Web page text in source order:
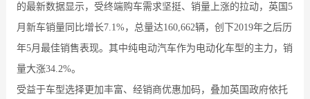
的最新数据显示，受终端购车需求坚挺、销量上涨的拉动，英国5
月新车销量同比增长7.1%，总量达160,662辆，创下2019年之后历
年5月最佳销售表现。其中纯电动汽车作为电动化车型的主力，销
量大涨34.2%。
受益于车型选择更加丰富、经销商优惠加码，叠加英国政府依托